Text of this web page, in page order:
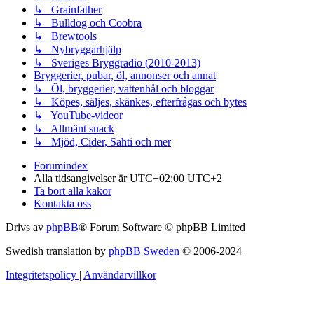
↳ Grainfather
↳ Bulldog och Coobra
↳ Brewtools
↳ Nybryggarhjälp
↳ Sveriges Bryggradio (2010-2013)
Bryggerier, pubar, öl, annonser och annat
↳ Öl, bryggerier, vattenhål och bloggar
↳ Köpes, säljes, skänkes, efterfrågas och bytes
↳ YouTube-videor
↳ Allmänt snack
↳ Mjöd, Cider, Sahti och mer
Forumindex
Alla tidsangivelser är UTC+02:00 UTC+2
Ta bort alla kakor
Kontakta oss
Drivs av phpBB® Forum Software © phpBB Limited
Swedish translation by phpBB Sweden © 2006-2024
Integritetspolicy | Användarvillkor